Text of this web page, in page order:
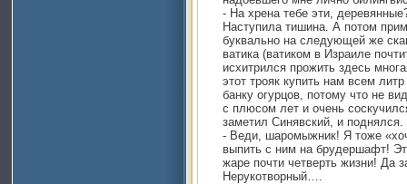
- На хрена тебе эти,
Наступила тишина. А потом
буквально на следующей же
ватика (ватиком в Израиле
исхитрился прожить здесь
этот трояк купить нам всем
банку огурцов, потому что не
с плюсом лет и очень
заметил Синявский, и поднялся.
- Веди, шаромыжник! Я тоже
выпить с ним на брудершафт!
жаре почти четверть жизни! Да
Нерукотворный….